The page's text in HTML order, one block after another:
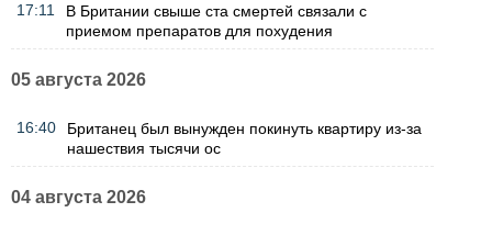
17:11
В Британии свыше ста смертей связали с
приемом препаратов для похудения
05 августа 2026
16:40
Британец был вынужден покинуть квартиру из-за
нашествия тысячи ос
04 августа 2026